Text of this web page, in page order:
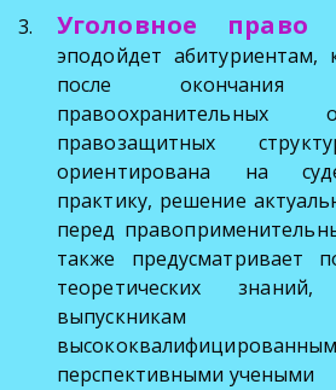
Уголовное право -
эподойдет абитуриентам,
после
правоохранительных
правозащитных
ориентирована на
практику, решение
перед
также предусматривает
теоретических
перспективными учеными